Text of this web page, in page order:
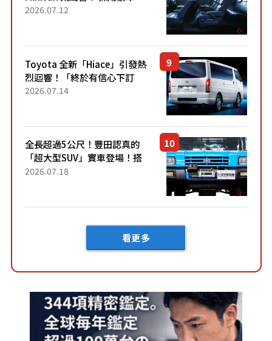
「真皮座椅」與專屬「黑色內
「三...
2026.07.12
Toyota 全新「Hiace」引發熱
烈迴響！「終於有信心下訂
了！」「哪個等級交車最
車？...
2026.07.14
全長超過5公尺！豐田認真的
「超大型SUV」實車登場！搭
載後輪也會轉向的「四輪轉
「Mega C...
2026.07.18
看更多